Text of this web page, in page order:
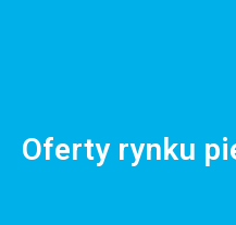
Oferty rynku